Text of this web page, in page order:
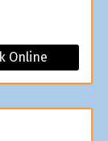
Online